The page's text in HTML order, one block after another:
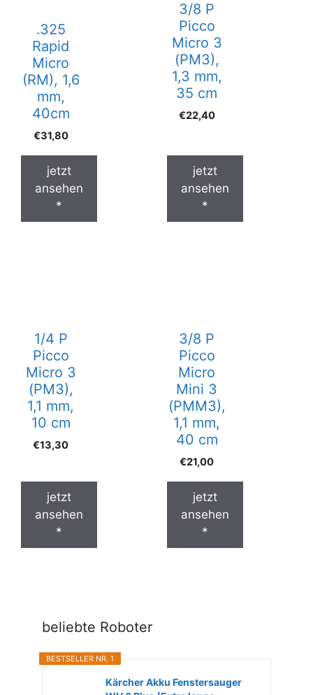
.325
Rapid
Micro
(RM), 1,6
mm,
40cm
€31,80
jetzt
ansehen
*
3/8 P
Picco
Micro 3
(PM3),
1,3 mm,
35 cm
€22,40
jetzt
ansehen
*
1/4 P
Picco
Micro 3
(PM3),
1,1 mm,
10 cm
€13,30
jetzt
ansehen
*
3/8 P
Picco
Micro
Mini 3
(PMM3),
1,1 mm,
40 cm
€21,00
jetzt
ansehen
*
beliebte Roboter
BESTSELLER NR. 1
Kärcher Akku Fenstersauger